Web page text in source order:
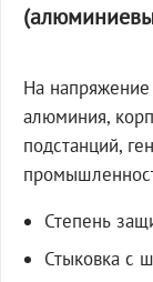
На
алюминия,
подстанций,
Степень
Стыковка с